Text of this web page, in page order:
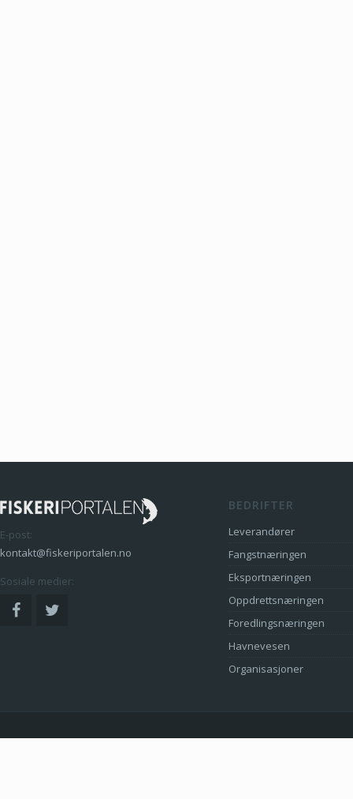
E-post:
kontakt@fiskeriportalen.no
Sosiale medier:
BEDRIFTER
Leverandører
Fangstnæringen
Eksportnæringen
Oppdrettsnæringen
Foredlingsnæringen
Havnevesen
Organisasjoner